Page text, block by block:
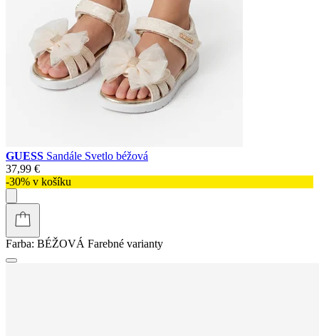
GUESS Sandále Svetlo béžová
37,99 €
-30% v košíku
Farba: BÉŽOVÁ Farebné varianty